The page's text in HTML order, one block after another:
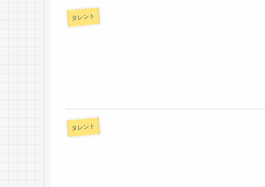
タレント
タレント